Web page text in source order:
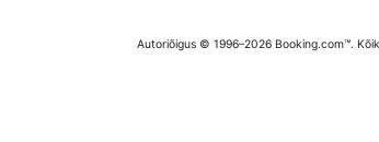
Autoriõigus © 1996–2026 Booking.com™.